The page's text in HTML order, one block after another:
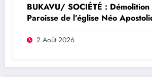
BUKAVU/ SOCIÉTÉ :
Paroisse de l’église Néo
maison du parti) : Que savoir
dossier ?
2 Août 2026